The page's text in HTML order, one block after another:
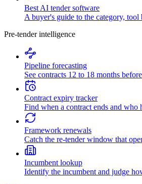
Best AI tender software
A buyer's guide to the category, tool
Pre-tender intelligence
Pipeline forecasting
See contracts 12 to 18 months
Contract expiry tracker
Find when a contract ends and who
Framework renewals
Catch the re-tender window that
Incumbent lookup
Identify the incumbent and judge